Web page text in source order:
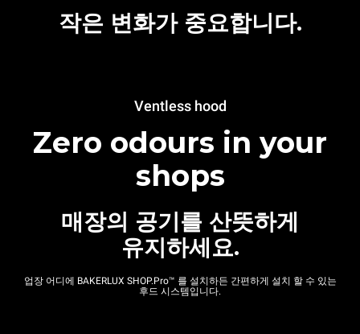
작은 변화가 중요합니다.
Ventless hood
Zero odours in your
shops
매장의 공기를 산뜻하게
유지하세요.
업장 어디에 BAKERLUX SHOP.Pro™ 를 설치하든 간편하게 설치 할 수 있는
후드 시스템입니다.